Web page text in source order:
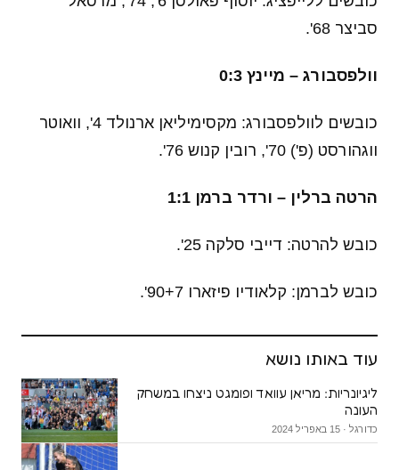
סביצר 68'.
וולפסבורג – מיינץ 0:3
כובשים לוולפסבורג: מקסימיליאן ארנולד 4', וואוטר
ווגהורסט (פ') 70', רובין קנוש 76'.
הרטה ברלין – ורדר ברמן 1:1
כובש להרטה: דייבי סלקה 25'.
כובש לברמן: קלאודיו פיזארו 90+7'.
עוד באותו נושא
ליגיונריות: מריאן עוואד ופומגט ניצחו במשחק
העונה
כדורגל · 15 באפריל 2024